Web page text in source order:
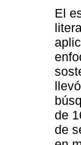
El
de
de